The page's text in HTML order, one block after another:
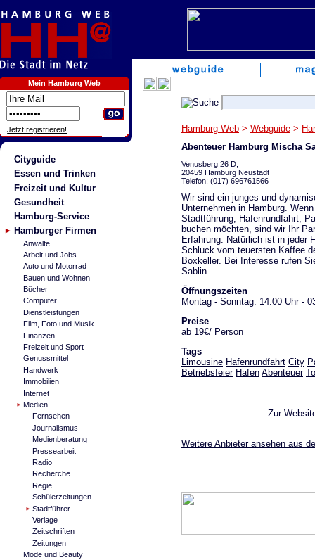
Mein Hamburg Web
Jetzt registrieren!
Cityguide
Essen und Trinken
Freizeit und Kultur
Gesundheit
Hamburg-Service
Hamburger Firmen
Anwälte
Arbeit und Jobs
Auto und Motorrad
Bauen und Wohnen
Bücher
Computer
Dienstleistungen
Film, Foto und Musik
Finanzen
Freizeit und Sport
Genussmittel
Handwerk
Immobilien
Internet
Medien
Fernsehen
Journalismus
Medienberatung
Pressearbeit
Radio
Recherche
Regie
Schülerzeitungen
Stadtführer
Verlage
Zeitschriften
Zeitungen
Mode und Beauty
Hamburg Web > Webguide >
Abenteuer Hamburg Mischa
Venusberg 26 D,
20459 Hamburg Neustadt
Telefon: (017) 696761566
Wir sind ein junges und
Unternehmen in Hamburg.
Stadtführung, Hafenrundfahrt,
buchen möchten, sind wir Ihr
Erfahrung. Natürlich ist in jeder
Schluck vom teuersten Kaffee
Boxkeller. Bei Interesse rufen
Sablin.
Öffnungszeiten
Montag - Sonntag: 14:00 Uhr -
Preise
ab 19€/ Person
Tags
Limousine Hafenrundfahrt City
Betriebsfeier Hafen Abenteuer
Zur
Weitere Anbieter ansehen aus